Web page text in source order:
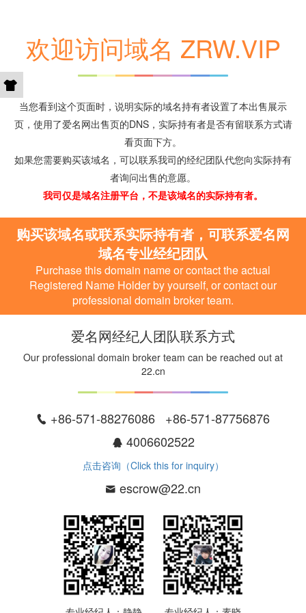
欢迎访问域名 ZRW.VIP
当您看到这个页面时，说明实际的域名持有者设置了本出售展示
页，使用了爱名网出售页的DNS，实际持有者是否有留联系方式请
看页面下方。
如果您需要购买该域名，可以联系我司的经纪团队代您向实际持有
者询问出售的意愿。
我司仅是域名注册平台，不是该域名的实际持有者。
购买该域名或联系实际持有者，可联系爱名网
域名专业经纪团队
Purchase this domain name or contact the actual
Registered Name Holder by yourself, or contact our
professional domain broker team.
爱名网经纪人团队联系方式
Our professional domain broker team can be reached out at
22.cn
+86-571-88276086 +86-571-87756876
4006602522
点击咨询（Click this for inquiry）
escrow@22.cn